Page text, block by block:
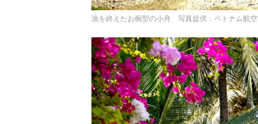
漁を終えたお椀型の小舟 写真提供：ベトナム航空